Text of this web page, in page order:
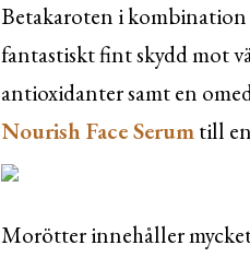
Betakaroten i kombination
fantastiskt fint skydd mot
antioxidanter samt en
Nourish Face Serumtill en
Morötter innehåller